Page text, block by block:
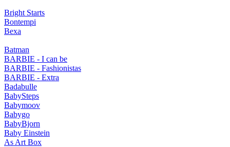
Bright Starts
Bontempi
Bexa
Batman
BARBIE - I can be
BARBIE - Fashionistas
BARBIE - Extra
Badabulle
BabySteps
Babymoov
Babygo
BabyBjorn
Baby Einstein
As Art Box